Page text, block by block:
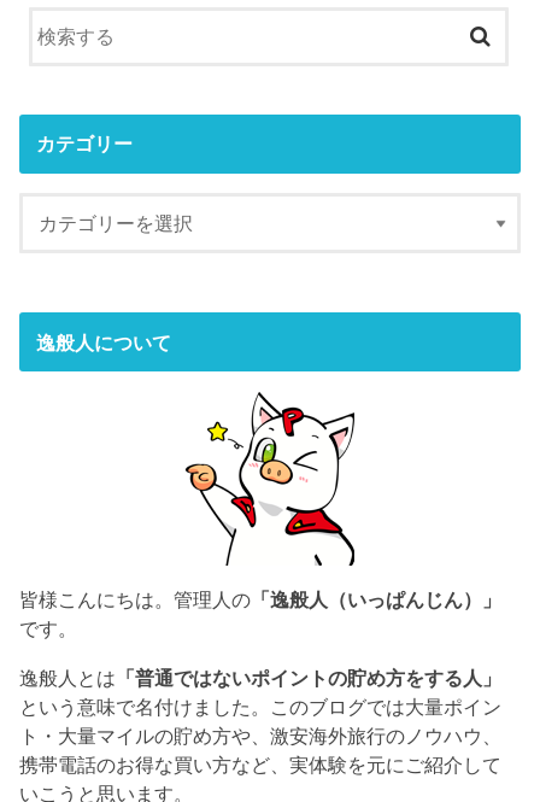
カテゴリー
逸般人について
皆様こんにちは。管理人の 「逸般人（いっぱんじん）」
です。
逸般人とは 「普通ではないポイントの貯め方をする人」
という意味で名付けました。このブログでは大量ポイン
ト・大量マイルの貯め方や、激安海外旅行のノウハウ、
携帯電話のお得な買い方など、実体験を元にご紹介して
いこうと思います。